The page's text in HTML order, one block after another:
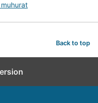
Back to top